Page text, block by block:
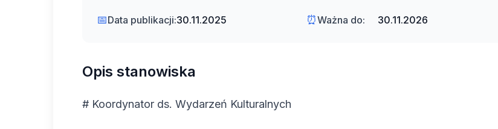
📅Data publikacji:30.11.2025 ⏰Ważna do: 30.11.2026
Opis stanowiska
# Koordynator ds. Wydarzeń Kulturalnych